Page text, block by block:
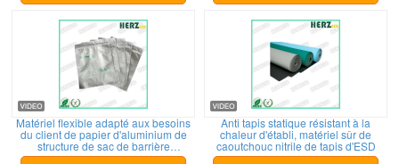
Matériel flexible adapté aux besoins
du client de papier d'aluminium de
structure de sac de barrière
d'humidité d'ESD de logo
Anti tapis statique résistant à la
chaleur d'établi, matériel sûr de
caoutchouc nitrile de tapis d'ESD